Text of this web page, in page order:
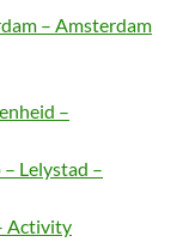
– Amsterdam
–
Lelystad –
Activity